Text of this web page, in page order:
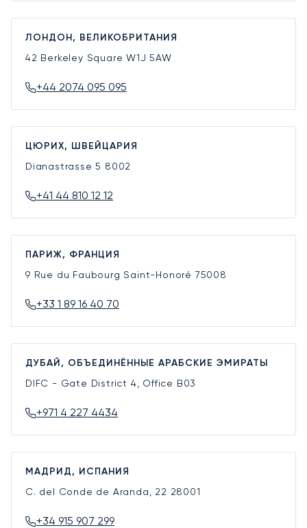
ЛОНДОН, ВЕЛИКОБРИТАНИЯ
42 Berkeley SquareW1J 5AW
+44 2074 095 095
ЦЮРИХ, ШВЕЙЦАРИЯ
Dianastrasse 5 8002
+41 44 810 12 12
ПАРИЖ, ФРАНЦИЯ
9 Rue du Faubourg Saint-Honoré 75008
+33 1 89 16 40 70
ДУБАЙ, ОБЪЕДИНЁННЫЕ АРАБСКИЕ ЭМИРАТЫ
DIFC - Gate District 4, Office B03
+971 4 227 4434
МАДРИД, ИСПАНИЯ
C. del Conde de Aranda, 22 28001
+34 915 907 299